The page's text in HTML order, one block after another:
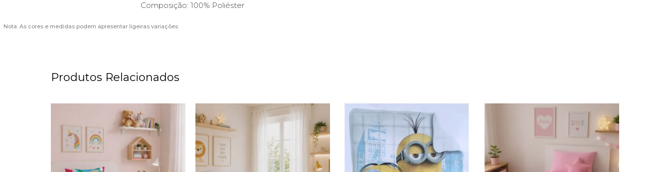
Composição: 100% Poliéster
Nota: As cores e medidas podem apresentar ligeiras variações.
Produtos Relacionados